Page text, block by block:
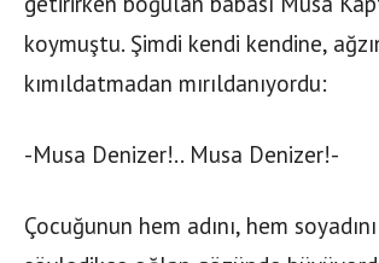
koymuştu. Şimdi kendi kendine,
kımıldatmadan mırıldanıyordu:
-Musa Denizer!.. Musa Denizer!-
Çocuğunun hem adını, hem